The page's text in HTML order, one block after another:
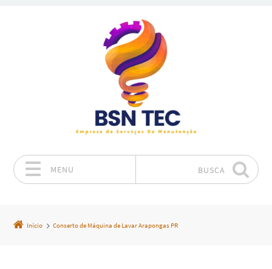
MENU BUSCA
Início Conserto de Máquina de Lavar Arapongas PR